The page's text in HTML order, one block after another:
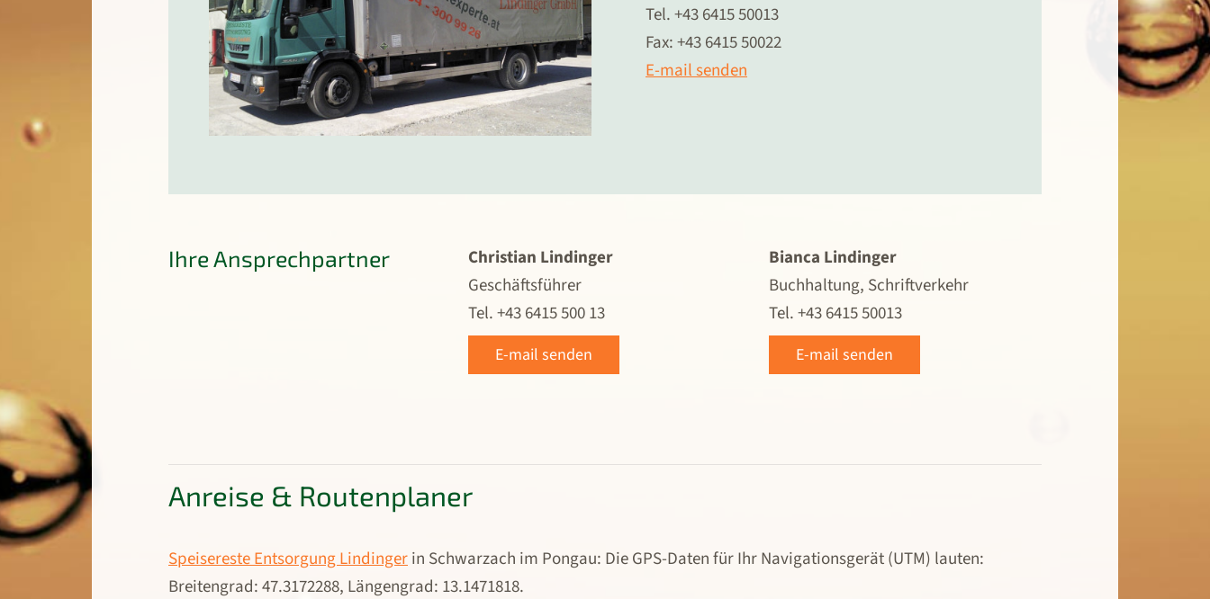
Tel. +43 6415 50013
Fax: +43 6415 50022
E-mail senden
Ihre Ansprechpartner
Christian Lindinger
Geschäftsführer
Tel. +43 6415 500 13
E-mail senden
Bianca Lindinger
Buchhaltung, Schriftverkehr
Tel. +43 6415 50013
E-mail senden
Anreise & Routenplaner
Speisereste Entsorgung Lindingerin Schwarzach im Pongau: Die GPS-Daten für Ihr Navigationsgerät (UTM) lauten:
Breitengrad: 47.3172288, Längengrad: 13.1471818.